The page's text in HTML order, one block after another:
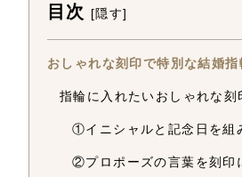
目次 [隠す]
おしゃれな刻印で特別な結婚指
指輪に入れたいおしゃれな刻
①イニシャルと記念日を組
②プロポーズの言葉を刻印